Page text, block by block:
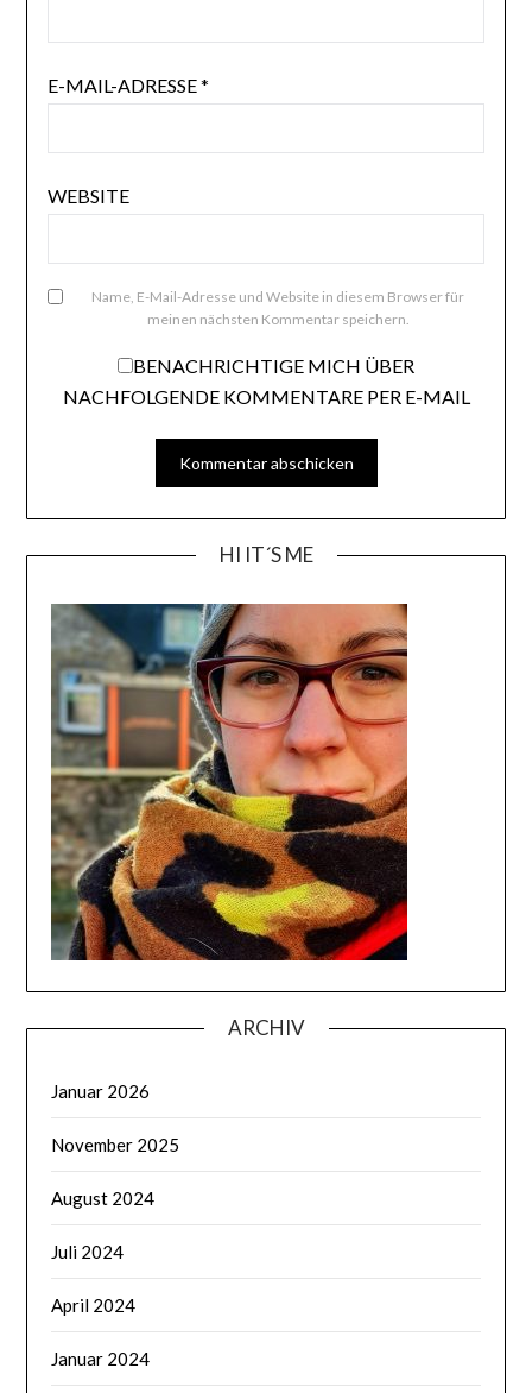
E-MAIL-ADRESSE*
WEBSITE
Name, E-Mail-Adresse und Website in diesem Browser für
meinen nächsten Kommentar speichern.
BENACHRICHTIGE MICH ÜBER
NACHFOLGENDE KOMMENTARE PER E-MAIL
HI IT´S ME
ARCHIV
Januar 2026
November 2025
August 2024
Juli 2024
April 2024
Januar 2024